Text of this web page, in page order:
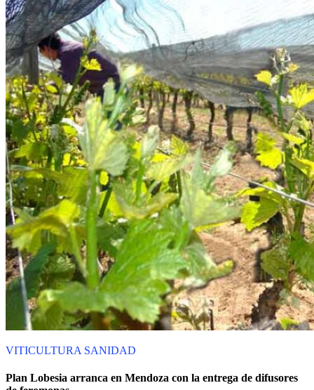
VITICULTURA SANIDAD
Plan Lobesia arranca en Mendoza con la entrega de difusores